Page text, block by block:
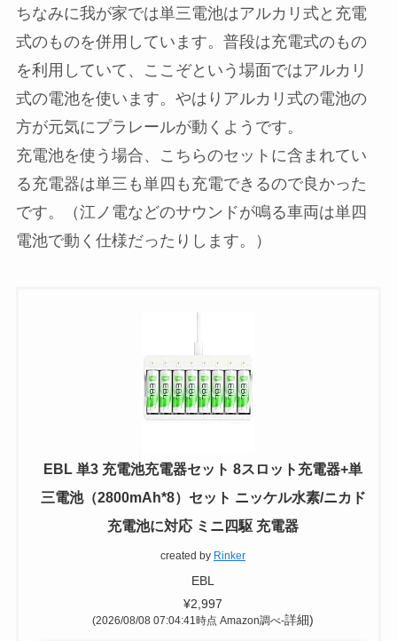
ちなみに我が家では単三電池はアルカリ式と充電
式のものを併用しています。普段は充電式のもの
を利用していて、ここぞという場面ではアルカリ
式の電池を使います。やはりアルカリ式の電池の
方が元気にプラレールが動くようです。
充電池を使う場合、こちらのセットに含まれてい
る充電器は単三も単四も充電できるので良かった
です。（江ノ電などのサウンドが鳴る車両は単四
電池で動く仕様だったりします。）
EBL 単3 充電池充電器セット 8スロット充電器+単
三電池（2800mAh*8）セット ニッケル水素/ニカド
充電池に対応 ミニ四駆 充電器
created by Rinker
EBL
¥2,997
(2026/08/08 07:04:41時点 Amazon調べ-詳細)